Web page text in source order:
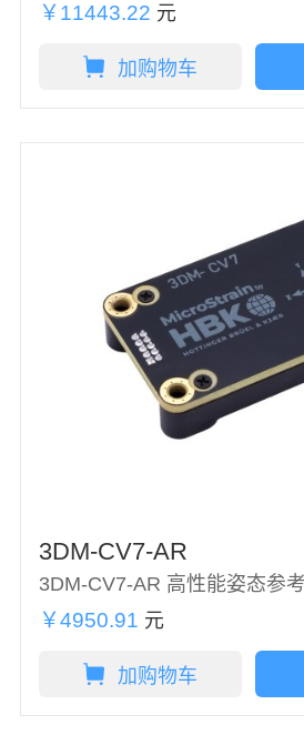
￥11443.22 元
加购物车
3DM-CV7-AR
3DM-CV7-AR 高性能姿态参
￥4950.91 元
加购物车